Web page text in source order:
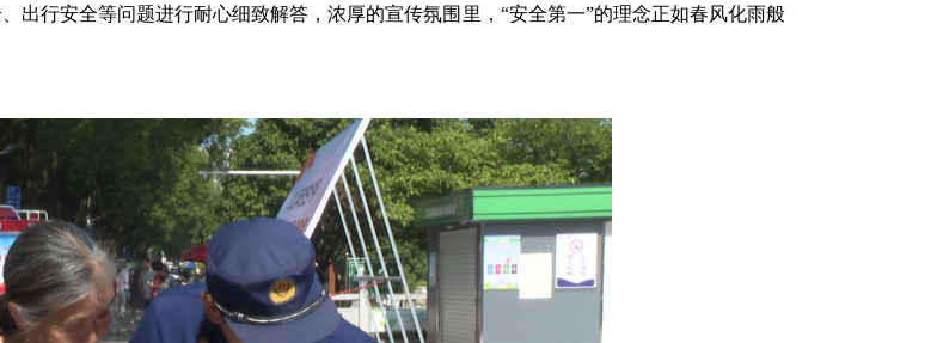
行安全等问题进行耐心细致解答，浓厚的宣传氛围里，“安全第一”的理念正如春风化雨般